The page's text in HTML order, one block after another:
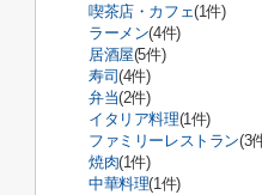
喫茶店・カフェ(1件)
ラーメン(4件)
居酒屋(5件)
寿司(4件)
弁当(2件)
イタリア料理(1件)
ファミリーレストラン(3
焼肉(1件)
中華料理(1件)